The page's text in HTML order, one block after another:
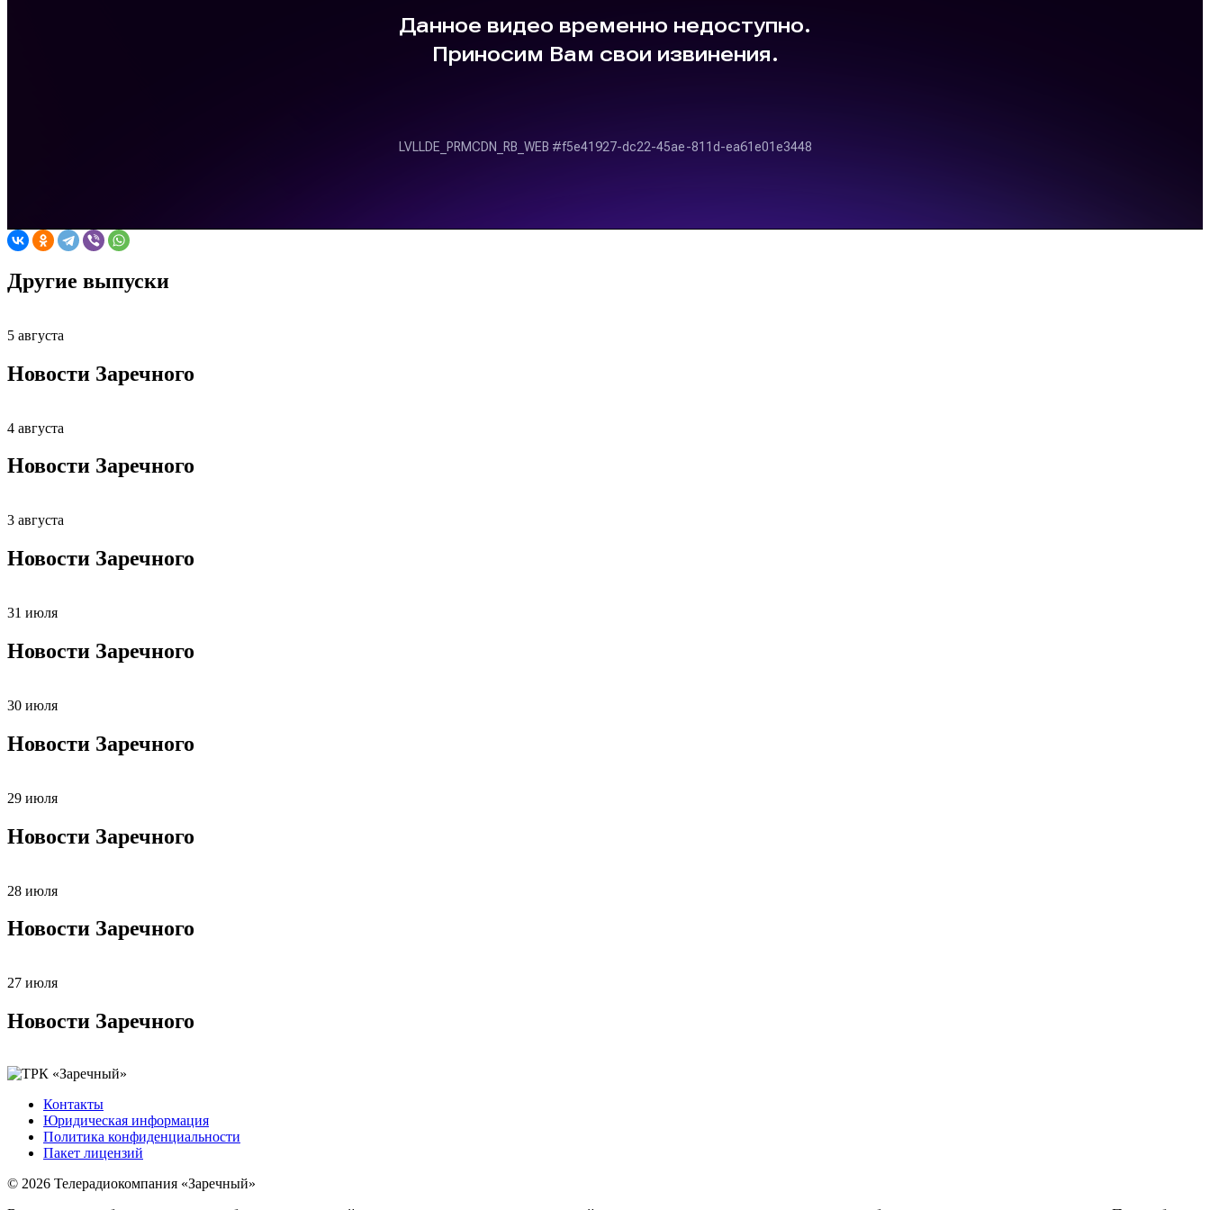
Другие выпуски
5 августа
Новости Заречного
4 августа
Новости Заречного
3 августа
Новости Заречного
31 июля
Новости Заречного
30 июля
Новости Заречного
29 июля
Новости Заречного
28 июля
Новости Заречного
27 июля
Новости Заречного
Контакты
Юридическая информация
Политика конфиденциальности
Пакет лицензий
© 2026 Телерадиокомпания «Заречный»